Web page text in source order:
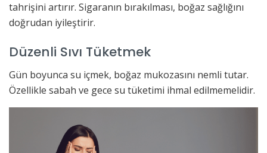
tahrişini artırır. Sigaranın bırakılması, boğaz sağlığını
doğrudan iyileştirir.
Düzenli Sıvı Tüketmek
Gün boyunca su içmek, boğaz mukozasını nemli tutar.
Özellikle sabah ve gece su tüketimi ihmal edilmemelidir.